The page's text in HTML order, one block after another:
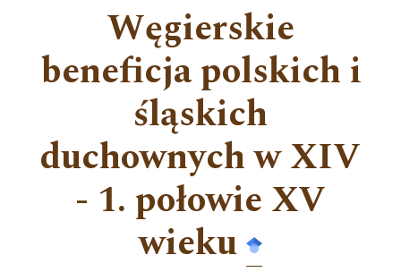
Węgierskie
beneficja polskich i
śląskich
duchownych w XIV
- 1. połowie XV
wieku